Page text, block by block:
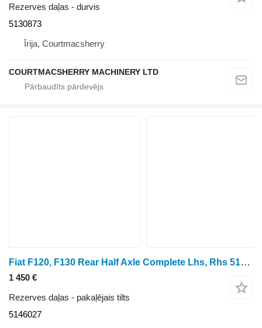
Rezerves daļas - durvis
5130873
Īrija, Courtmacsherry
COURTMACSHERRY MACHINERY LTD
Fiat F120, F130 Rear Half Axle Complete Lhs, Rhs 5146027, 5152368, 51 pakaļējais tilts
1 450 €
Rezerves daļas - pakaļējais tilts
5146027